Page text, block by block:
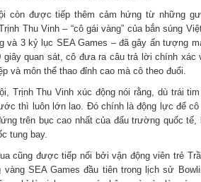
còn được tiếp thêm cảm hứng từ những
Thu Vinh – “cô gái vàng” của bắn súng
và 3 kỷ lục SEA Games – đã gây ấn tượng
giây quan sát, cô đưa ra câu trả lời chính
và môn thể thao đỉnh cao mà cô theo đuổi.
Trịnh Thu Vinh xúc động nói rằng, dù trái
thì luôn lớn lao. Đó chính là động lực để
trên bục cao nhất của đấu trường quốc tế,
tung bay.
cũng được tiếp nối bởi vận động viên trẻ
SEA Games đầu tiên trong lịch sử